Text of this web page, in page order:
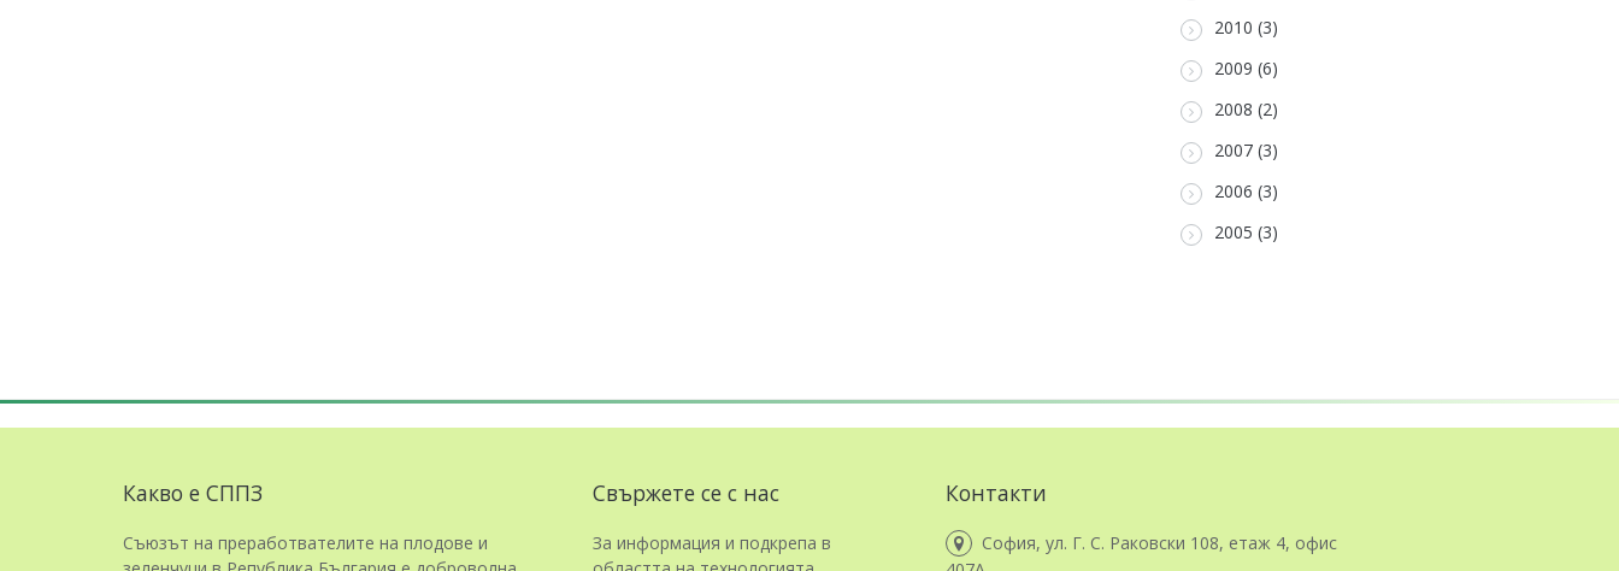
2010 (3)
2009 (6)
2008 (2)
2007 (3)
2006 (3)
2005 (3)
Какво е СППЗ
Съюзът на преработвателите на плодове и
Свържете се с нас
За информация и подкрепа в
Контакти
София, ул. Г. С. Раковски 108, етаж 4, офис